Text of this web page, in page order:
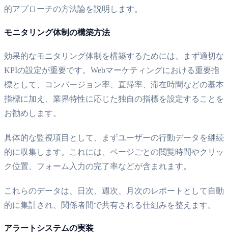
的アプローチの方法論を説明します。
モニタリング体制の構築方法
効果的なモニタリング体制を構築するためには、まず適切な
KPIの設定が重要です。Webマーケティングにおける重要指
標として、コンバージョン率、直帰率、滞在時間などの基本
指標に加え、業界特性に応じた独自の指標を設定することを
お勧めします。
具体的な監視項目として、まずユーザーの行動データを継続
的に収集します。これには、ページごとの閲覧時間やクリッ
ク位置、フォーム入力の完了率などが含まれます。
これらのデータは、日次、週次、月次のレポートとして自動
的に集計され、関係者間で共有される仕組みを整えます。
アラートシステムの実装